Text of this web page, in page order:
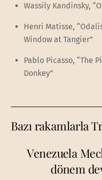
Wassily Kandinsky,
Henri Matisse,
Window at Tangier”
Pablo Picasso, “The
Donkey”
Bazı rakamlarla
Venezuela
dönem